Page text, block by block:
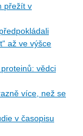
přežít v
až ve výšce
vědci
více, než se
v časopisu